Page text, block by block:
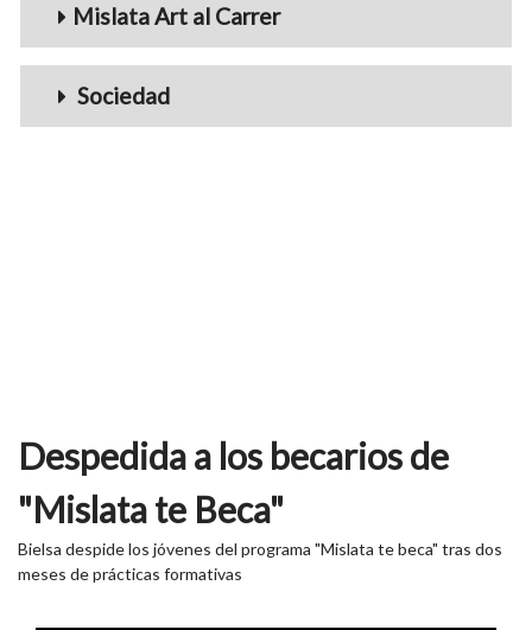
Mislata Art al Carrer
Sociedad
Despedida a los becarios de
"Mislata te Beca"
Bielsa despide los jóvenes del programa "Mislata te beca" tras dos
meses de prácticas formativas